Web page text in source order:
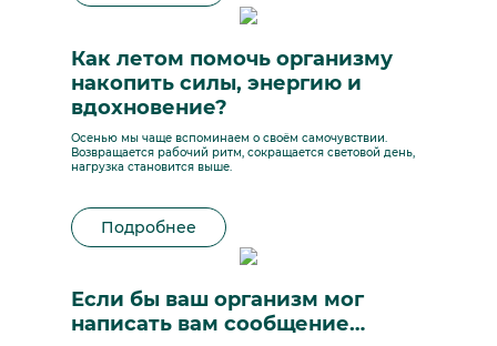
Как летом помочь организму
накопить силы, энергию и
вдохновение?
Осенью мы чаще вспоминаем о своём самочувствии.
Возвращается рабочий ритм, сокращается световой день,
нагрузка становится выше.
Подробнее
Если бы ваш организм мог
написать вам сообщение…